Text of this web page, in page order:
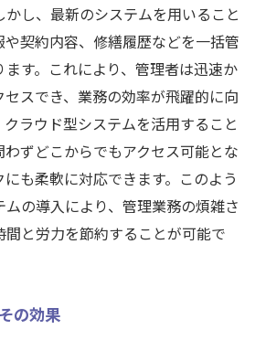
し、最新のシステムを用いること
や契約内容、修繕履歴などを一括管
す。これにより、管理者は迅速か
セスでき、業務の効率が飛躍的に向
ラウド型システムを活用すること
わずどこからでもアクセス可能とな
にも柔軟に対応できます。このよう
ムの導入により、管理業務の煩雑さ
間と労力を節約することが可能で
の効果